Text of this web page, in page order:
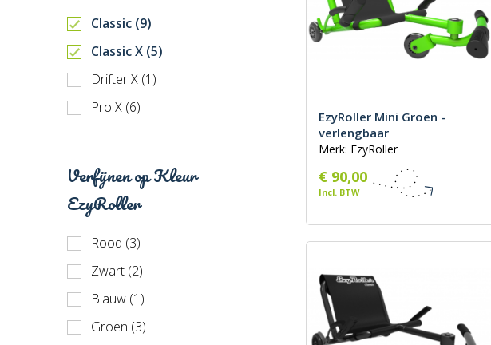
Classic (9)
Classic X (5)
Drifter X (1)
Pro X (6)
Verfijnen op Kleur
EzyRoller
Rood (3)
Zwart (2)
Blauw (1)
Groen (3)
EzyRoller Mini Groen -
verlengbaar
Merk: EzyRoller
€ 90,00
Incl. BTW